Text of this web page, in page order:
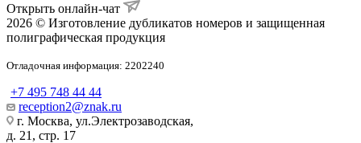
Открыть онлайн-чат
2026 © Изготовление дубликатов номеров и защищенная
полиграфическая продукция
Отладочная информация: 2202240
+7 495 748 44 44
reception2@znak.ru
г. Москва, ул.Электрозаводская,
д. 21, стр. 17